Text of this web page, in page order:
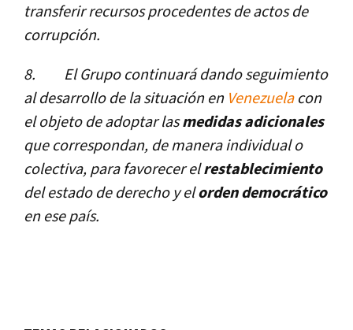
transferir recursos procedentes de actos de
corrupción.
8.
El Grupo continuará dando seguimiento
al desarrollo de la situación en Venezuelacon
el objeto de adoptar lasmedidas adicionales
que correspondan, de manera individual o
colectiva, para favorecer elrestablecimiento
del estado de derecho y elorden democrático
en ese paí­s.